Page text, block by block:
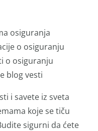
osiguranja
o osiguranju
o osiguranju
blog vesti
i savete iz sveta
koje se tiču
sigurni da ćete